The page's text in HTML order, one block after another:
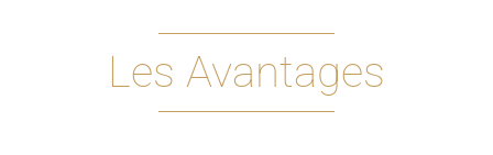
Les Avantages